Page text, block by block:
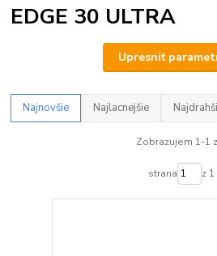
EDGE 30 ULTRA
Upresniť
Najnovšie Najlacnejšie
Zobrazujem 1-1
strana z 1